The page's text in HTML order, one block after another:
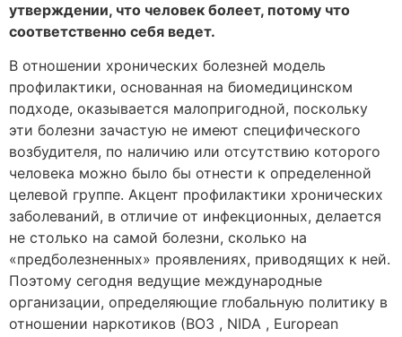
утверждении, что человек болеет, потому что
соответственно себя ведет.
В отношении хронических болезней модель
профилактики, основанная на биомедицинском
подходе, оказывается малопригодной, поскольку
эти болезни зачастую не имеют специфического
возбудителя, по наличию или отсутствию которого
человека можно было бы отнести к определенной
целевой группе. Акцент профилактики хронических
заболеваний, в отличие от инфекционных, делается
не столько на самой болезни, сколько на
«предболезненных» проявлениях, приводящих к ней.
Поэтому сегодня ведущие международные
организации, определяющие глобальную политику в
отношении наркотиков (ВОЗ , NIDA , European